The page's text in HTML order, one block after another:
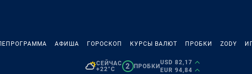
АФИША ГОРОСКОП КУРСЫ ВАЛЮТ ПРОБКИ ZODY
СЕЙЧАС
+22°C
2 ПРОБКИ
USD 82,17
EUR 94,84